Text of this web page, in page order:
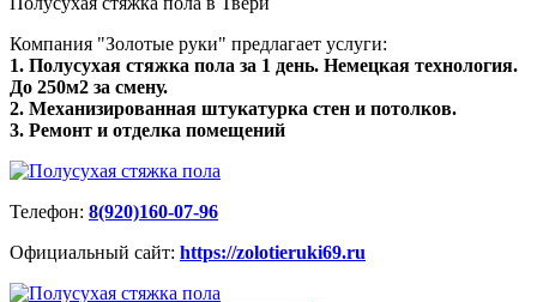
Компания "Золотые руки" предлагает услуги:
1. Полусухая стяжка пола за 1 день. Немецкая технология.
До 250м2 за смену.
2. Механизированная штукатурка стен и потолков.
3. Ремонт и отделка помещений
Телефон: 8(920)160-07-96
Официальный сайт: https://zolotieruki69.ru